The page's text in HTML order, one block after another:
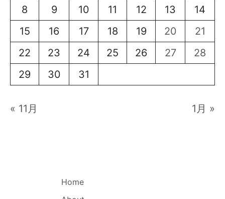
8
9 10 11 12 13
14
15
16 17 18 19 20
21
22
23 24 25 26 27
28
29
30 31
« 11月 1月 »
Home